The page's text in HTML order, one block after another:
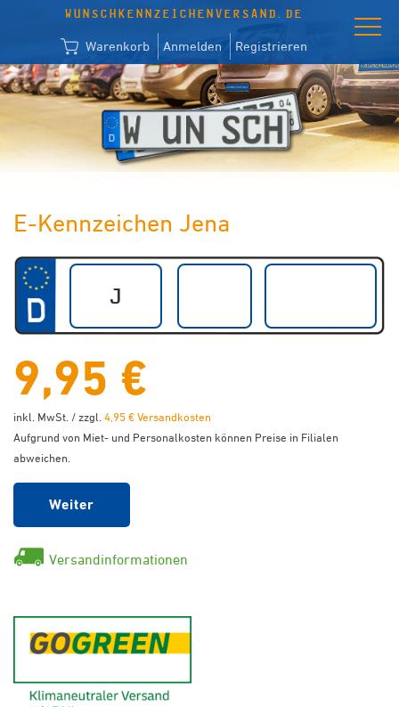
WUNSCHKENNZEICHENVERSAND.DE
Warenkorb Anmelden Registrieren
E-Kennzeichen Jena
9,95 €
inkl. MwSt. / zzgl. 4,95 € Versandkosten
Aufgrund von Miet- und Personalkosten können Preise in Filialen
abweichen.
Weiter
Versandinformationen